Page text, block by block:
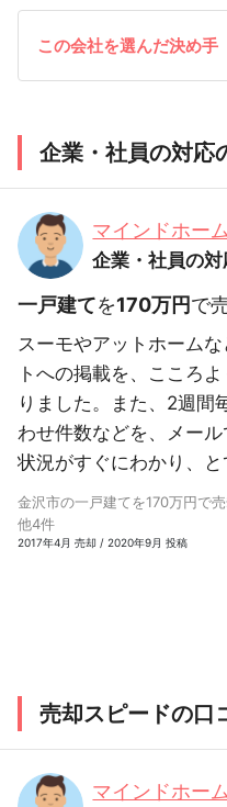
この会社を選んだ決め手
企業・社員の対応
マインドホーム
企業・社員の対
一戸建てを170万円で
スーモやアットホーム
トへの掲載を、こころ
りました。また、2週間
わせ件数などを、メール
状況がすぐにわかり、と
金沢市の一戸建てを170万円で
他4件
2017年4月 売却 / 2020年9月 投稿
売却スピードの口
マインドホーム